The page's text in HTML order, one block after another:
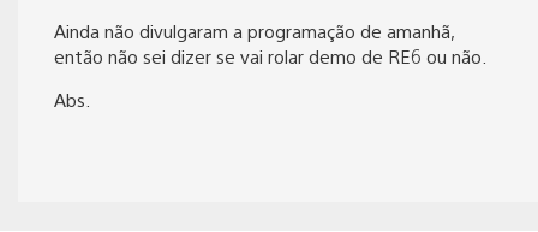
Ainda não divulgaram a programação de amanhã,
então não sei dizer se vai rolar demo de RE6 ou não.
Abs.